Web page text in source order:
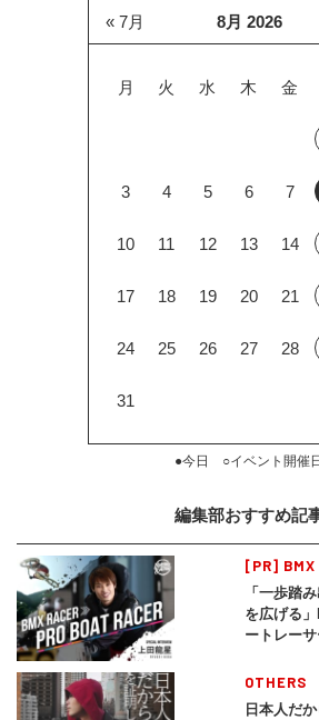
8月 2026
月 火 水 木 金
3 4 5 6 7
10 11 12 13 14
17 18 19 20 21
24 25 26 27 28
31
« 7月
●今日 ○イベント開催日
編集部おすすめ記
[PR] BMX
「一歩踏
を広げる
ートレー
OTHERS
日本人だ